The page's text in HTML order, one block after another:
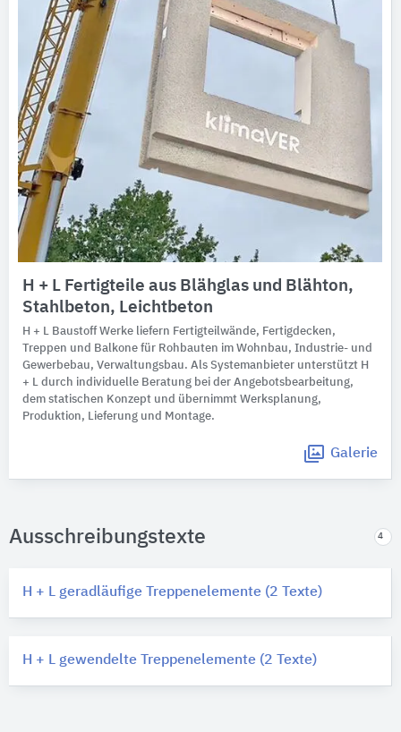
H + L Fertigteile aus Blähglas und Blähton,
Stahlbeton, Leichtbeton
H + L Baustoff Werke liefern Fertigteilwände, Fertigdecken,
Treppen und Balkone für Rohbauten im Wohnbau, Industrie- und
Gewerbebau, Verwaltungsbau. Als Systemanbieter unterstützt H
+ L durch individuelle Beratung bei der Angebotsbearbeitung,
dem statischen Konzept und übernimmt Werksplanung,
Produktion, Lieferung und Montage.
Galerie
Ausschreibungstexte 4
H + L geradläufige Treppenelemente (2 Texte)
H + L gewendelte Treppenelemente (2 Texte)